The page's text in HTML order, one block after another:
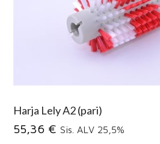
Harja Lely A2 (pari)
55,36 € Sis. ALV 25,5%